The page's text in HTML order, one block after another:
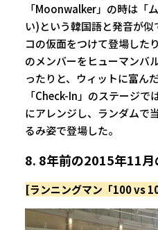
「Moonwalker」の時は「
い)という韓国語と発音が
コの仮面をつけて登場した
のメンバーをヒューマンバ
ったりと、ウィットに富ん
「Check-In」のステージで
にアレンジし、ランダムで
るみ姿で登場した。
8. 8年前の2015年11月
[ランニングマン「100 vs